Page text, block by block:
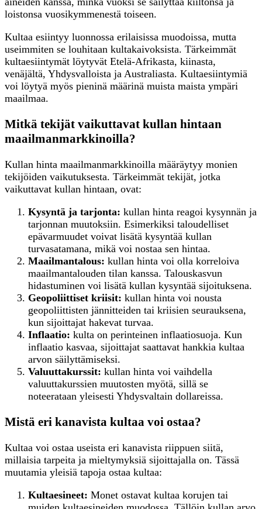
loistonsa vuosikymmenestä toiseen.
Kultaa esiintyy luonnossa erilaisissa muodoissa, mutta
useimmiten se louhitaan kultakaivoksista. Tärkeimmät
kultaesiintymät löytyvät Etelä-Afrikasta, kiinasta,
venäjältä, Yhdysvalloista ja Australiasta. Kultaesiintymiä
voi löytyä myös pieninä määrinä muista maista ympäri
maailmaa.
Mitkä tekijät vaikuttavat kullan hintaan
maailmanmarkkinoilla?
Kullan hinta maailmanmarkkinoilla määräytyy monien
tekijöiden vaikutuksesta. Tärkeimmät tekijät, jotka
vaikuttavat kullan hintaan, ovat:
Kysyntä ja tarjonta: kullan hinta reagoi kysynnän ja
tarjonnan muutoksiin. Esimerkiksi taloudelliset
epävarmuudet voivat lisätä kysyntää kullan
turvasatamana, mikä voi nostaa sen hintaa.
Maailmantalous: kullan hinta voi olla korreloiva
maailmantalouden tilan kanssa. Talouskasvun
hidastuminen voi lisätä kullan kysyntää sijoituksena.
Geopoliittiset kriisit: kullan hinta voi nousta
geopoliittisten jännitteiden tai kriisien seurauksena,
kun sijoittajat hakevat turvaa.
Inflaatio: kulta on perinteinen inflaatiosuoja. Kun
inflaatio kasvaa, sijoittajat saattavat hankkia kultaa
arvon säilyttämiseksi.
Valuuttakurssit: kullan hinta voi vaihdella
valuuttakurssien muutosten myötä, sillä se
noteerataan yleisesti Yhdysvaltain dollareissa.
Mistä eri kanavista kultaa voi ostaa?
Kultaa voi ostaa useista eri kanavista riippuen siitä,
millaisia tarpeita ja mieltymyksiä sijoittajalla on. Tässä
muutamia yleisiä tapoja ostaa kultaa:
Kultaesineet: Monet ostavat kultaa korujen tai